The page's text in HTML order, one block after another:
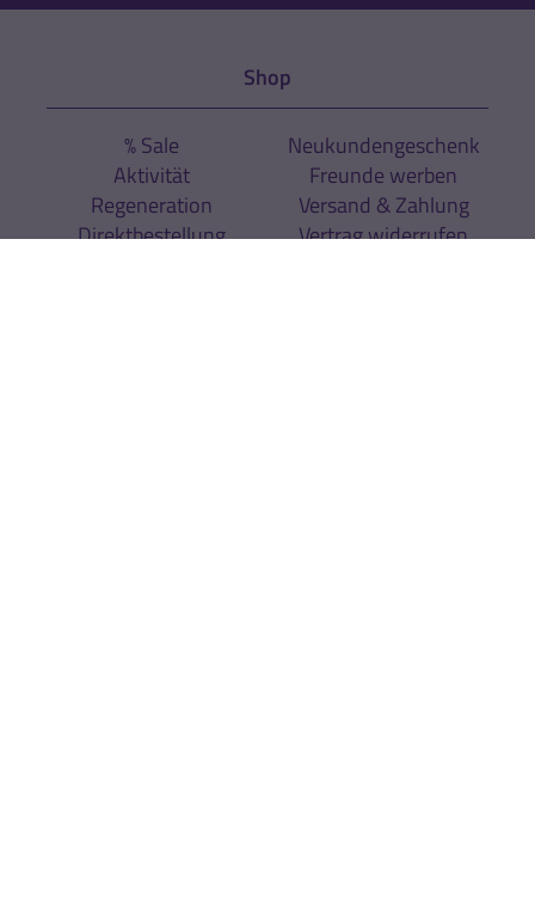
Shop
% Sale
Aktivität
Regeneration
Direktbestellung
Neukundengeschenk
Freunde werben
Versand & Zahlung
Vertrag widerrufen